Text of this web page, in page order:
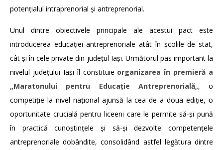
potențialul intraprenorial și antreprenorial.
Unul dintre obiectivele principale ale acestui pact este
introducerea educației antreprenoriale atât în școlile de stat,
cât și în cele private din județul Iași. Următorul pas important la
nivelul județului Iași îl constituie organizarea în premieră a
„Maratonului pentru Educație Antreprenorială„, o
competiție la nivel național ajunsă la cea de a doua ediție, o
oportunitate crucială pentru liceeni care le permite să-și pună
în practică cunoștințele și să-și dezvolte competențele
antreprenoriale dobândite, consolidând astfel legătura dintre